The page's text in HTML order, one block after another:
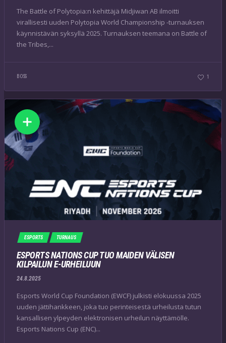
The Battle of Polytopia:n kehittäjä Midjiwan AB ilmoitti
virallisesti uuden Polytopia World Championship -turnauksen
käynnistävän syksyllä 2025. Turnauksen teemana on Battle of
the Tribes,...
BOSS 1
ESPORTS TURNAUS
ESPORTS NATIONS CUP TUO MAIDEN VÄLISEN
KILPAILUN E-URHEILUUN
24.8.2025
Esports World Cup Foundation (EWCF) julkisti elokuussa 2025
uuden jättihankkeen, joka tuo perinteisestä urheilusta tutun
kansallisen ylpeyden elektronisen urheilun näyttämölle.
Esports Nations Cup (ENC)...